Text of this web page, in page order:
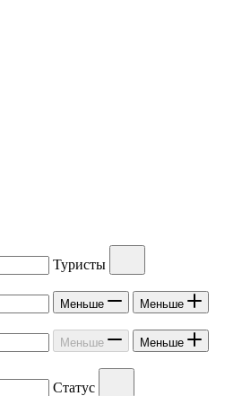
Туристы
Меньше Меньше
Меньше Меньше
Статус